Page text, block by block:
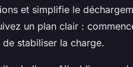
et simplifie le
un plan clair :
stabiliser la charge.